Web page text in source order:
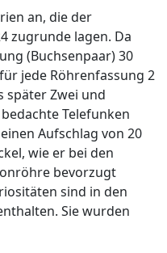
an, die der
zugrunde lagen. Da
(Buchsenpaar) 30
jede Röhrenfassung 2
später Zwei­ und
Telefunken
Aufschlag von 20
wie er bei den
bevorzugt
sind in den
Sie wurden